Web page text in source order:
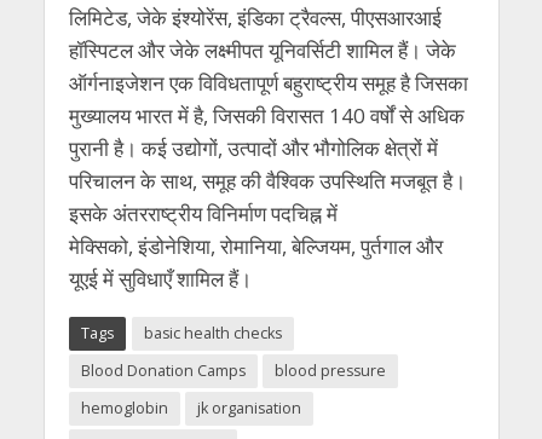
लिमिटेड, जेके इंश्योरेंस, इंडिका ट्रैवल्स, पीएसआरआई
हॉस्पिटल और जेके लक्ष्मीपत यूनिवर्सिटी शामिल हैं। जेके
ऑर्गनाइजेशन एक विविधतापूर्ण बहुराष्ट्रीय समूह है जिसका
मुख्यालय भारत में है, जिसकी विरासत 140 वर्षों से अधिक
पुरानी है। कई उद्योगों, उत्पादों और भौगोलिक क्षेत्रों में
परिचालन के साथ, समूह की वैश्विक उपस्थिति मजबूत है।
इसके अंतरराष्ट्रीय विनिर्माण पदचिह्न में
मेक्सिको, इंडोनेशिया, रोमानिया, बेल्जियम, पुर्तगाल और
यूएई में सुविधाएँ शामिल हैं।
Tags
basic health checks
Blood Donation Camps
blood pressure
hemoglobin
jk organisation